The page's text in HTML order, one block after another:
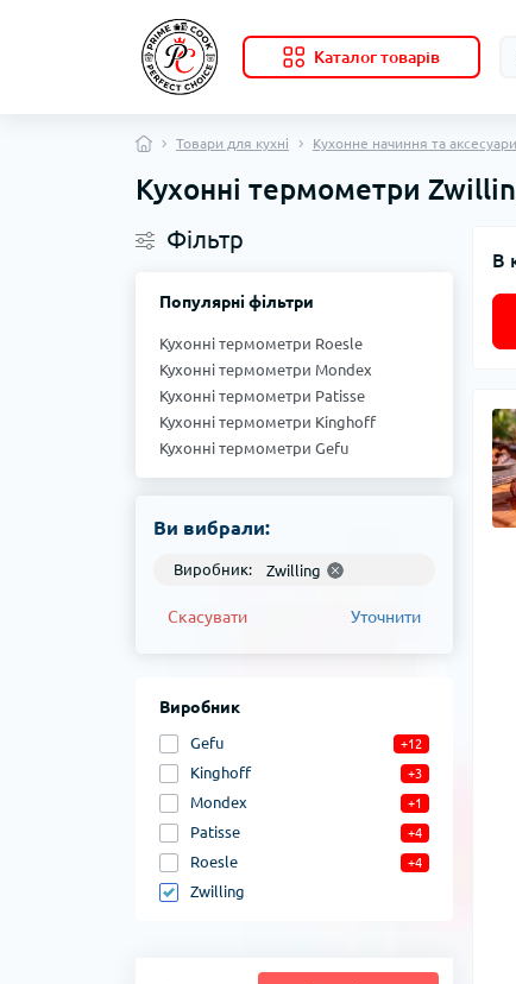
Каталог товарів
Товари для кухні Кухонне начиння та аксесуари
Кухонні термометри
Фільтр
Популярні фільтри
Кухонні термометри Roesle
Кухонні термометри Mondex
Кухонні термометри Patisse
Кухонні термометри Kinghoff
Кухонні термометри Gefu
Ви вибрали:
Виробник: Zwilling
Скасувати Уточнити
Виробник
Gefu +12
Kinghoff +3
Mondex +1
Patisse +4
Roesle +4
Zwilling
В